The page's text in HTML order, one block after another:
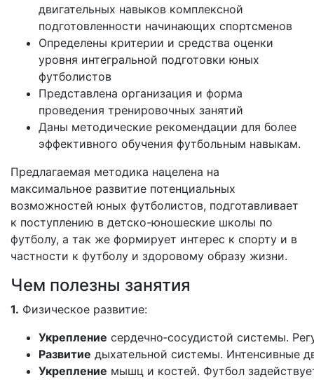
двигательных навыков комплексной
подготовленности начинающих спортсменов
Определены критерии и средства оценки
уровня интегральной подготовки юных
футболистов
Представлена организация и форма
проведения тренировочных занятий
Даны методические рекомендации для более
эффективного обучения футбольным навыкам.
Предлагаемая методика нацелена на
максимальное развитие потенциальных
возможностей юных футболистов, подготавливает
к поступлению в детско-юношеские школы по
футболу, а так же формирует интерес к спорту и в
частности к футболу и здоровому образу жизни.
Чем полезны занятия
1. Физическое развитие:
Укрепление сердечно‑сосудистой системы.
Развитие дыхательной системы. Интенсивные
Укрепление мышц и костей. Футбол